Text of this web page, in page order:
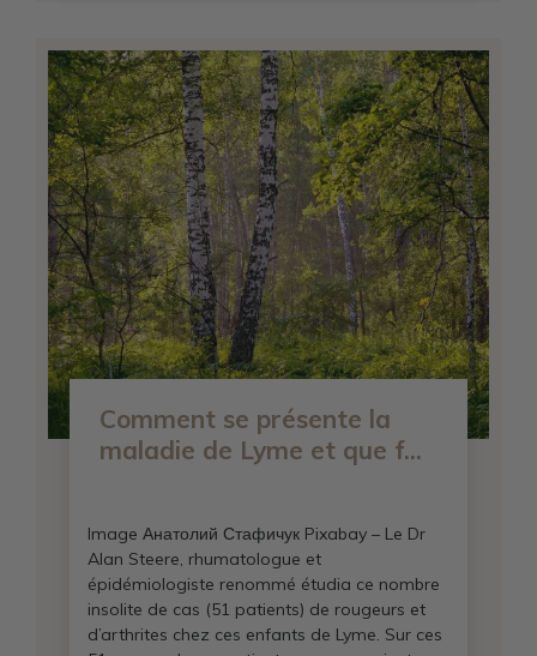
Comment se présente la
maladie de Lyme et que f...
Image Анатолий Стафичук Pixabay – Le Dr
Alan Steere, rhumatologue et
épidémiologiste renommé étudia ce nombre
insolite de cas (51 patients) de rougeurs et
d’arthrites chez ces enfants de Lyme. Sur ces